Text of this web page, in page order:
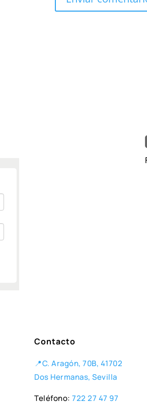
Contacto
📍C. Aragón, 70B, 41702
Dos Hermanas, Sevilla
Teléfono: 722 27 47 97